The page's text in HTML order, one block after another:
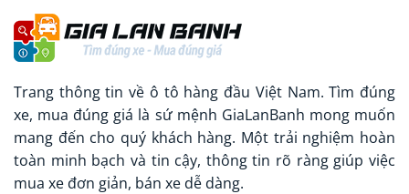
Trang thông tin về ô tô hàng đầu Việt Nam. Tìm đúng
xe, mua đúng giá là sứ mệnh GiaLanBanh mong muốn
mang đến cho quý khách hàng. Một trải nghiệm hoàn
toàn minh bạch và tin cậy, thông tin rõ ràng giúp việc
mua xe đơn giản, bán xe dễ dàng.